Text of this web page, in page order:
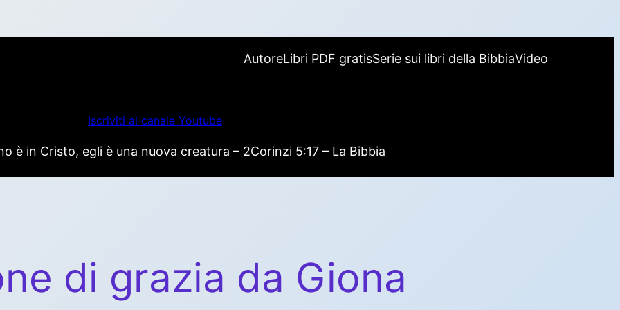
AutoreLibri PDF gratisSerie sui libri della BibbiaVideo
Iscriviti al canale Youtube
è in Cristo, egli è una nuova creatura – 2Corinzi 5:17 – La Bibbia
di grazia da Giona